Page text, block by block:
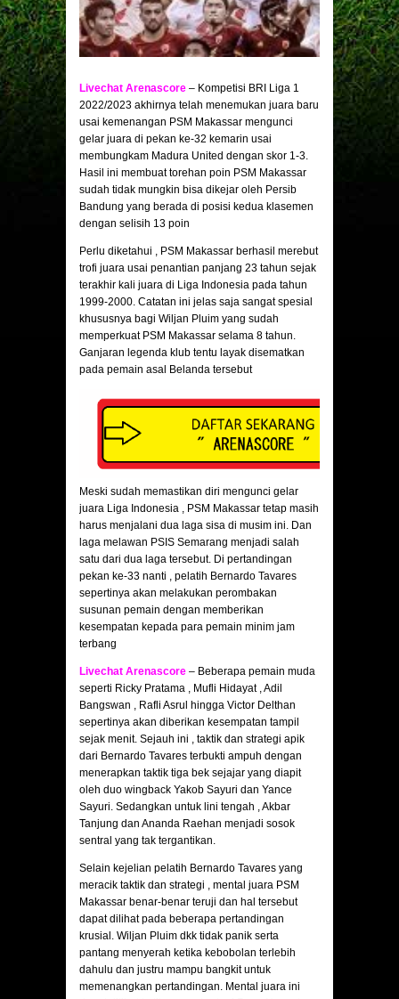
Livechat Arenascore – Kompetisi BRI Liga 1
2022/2023 akhirnya telah menemukan juara baru
usai kemenangan PSM Makassar mengunci
gelar juara di pekan ke-32 kemarin usai
membungkam Madura United dengan skor 1-3.
Hasil ini membuat torehan poin PSM Makassar
sudah tidak mungkin bisa dikejar oleh Persib
Bandung yang berada di posisi kedua klasemen
dengan selisih 13 poin
Perlu diketahui , PSM Makassar berhasil merebut
trofi juara usai penantian panjang 23 tahun sejak
terakhir kali juara di Liga Indonesia pada tahun
1999-2000. Catatan ini jelas saja sangat spesial
khususnya bagi Wiljan Pluim yang sudah
memperkuat PSM Makassar selama 8 tahun.
Ganjaran legenda klub tentu layak disematkan
pada pemain asal Belanda tersebut
Meski sudah memastikan diri mengunci gelar
juara Liga Indonesia , PSM Makassar tetap masih
harus menjalani dua laga sisa di musim ini. Dan
laga melawan PSIS Semarang menjadi salah
satu dari dua laga tersebut. Di pertandingan
pekan ke-33 nanti , pelatih Bernardo Tavares
sepertinya akan melakukan perombakan
susunan pemain dengan memberikan
kesempatan kepada para pemain minim jam
terbang
Livechat Arenascore – Beberapa pemain muda
seperti Ricky Pratama , Mufli Hidayat , Adil
Bangswan , Rafli Asrul hingga Victor Delthan
sepertinya akan diberikan kesempatan tampil
sejak menit. Sejauh ini , taktik dan strategi apik
dari Bernardo Tavares terbukti ampuh dengan
menerapkan taktik tiga bek sejajar yang diapit
oleh duo wingback Yakob Sayuri dan Yance
Sayuri. Sedangkan untuk lini tengah , Akbar
Tanjung dan Ananda Raehan menjadi sosok
sentral yang tak tergantikan.
Selain kejelian pelatih Bernardo Tavares yang
meracik taktik dan strategi , mental juara PSM
Makassar benar-benar teruji dan hal tersebut
dapat dilihat pada beberapa pertandingan
krusial. Wiljan Pluim dkk tidak panik serta
pantang menyerah ketika kebobolan terlebih
dahulu dan justru mampu bangkit untuk
memenangkan pertandingan. Mental juara ini